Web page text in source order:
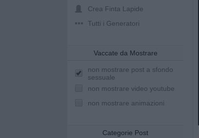
Crea Finta Lapide
Tutti i Generatori
Vaccate da Mostrare
non mostrare post a sfondo
sessuale
non mostrare video youtube
non mostrare animazioni
Categorie Post